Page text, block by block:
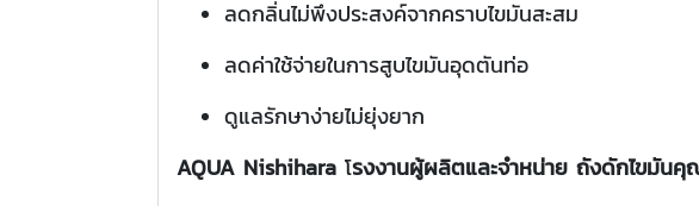
ลดกลิ่นไม่พึงประสงค์จากคราบไขมันสะสม
ลดค่าใช้จ่ายในการสูบไขมันอุดตันท่อ
ดูแลรักษาง่ายไม่ยุ่งยาก
AQUA Nishihara โรงงานผู้ผลิตและจำหน่าย ถังดักไขมัน